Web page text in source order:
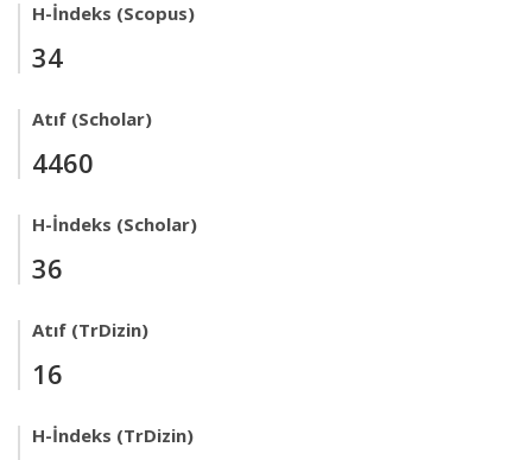
H-İndeks (Scopus)
34
Atıf (Scholar)
4460
H-İndeks (Scholar)
36
Atıf (TrDizin)
16
H-İndeks (TrDizin)